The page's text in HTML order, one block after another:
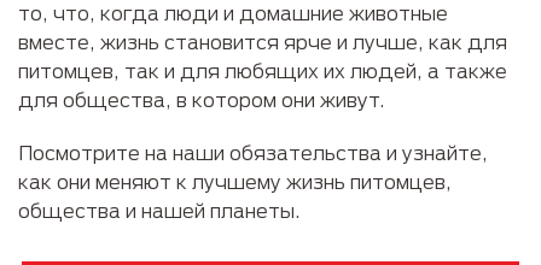
то, что, когда люди и домашние животные
вместе, жизнь становится ярче и лучше, как для
питомцев, так и для любящих их людей, а также
для общества, в котором они живут.
Посмотрите на наши обязательства и узнайте,
как они меняют к лучшему жизнь питомцев,
общества и нашей планеты.